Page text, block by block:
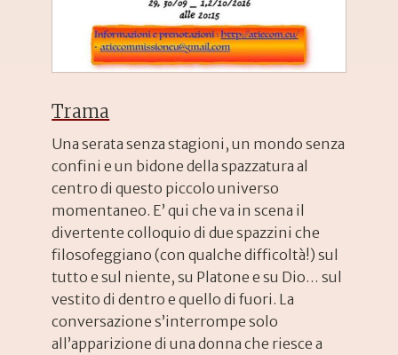
Trama
Una serata senza stagioni, un mondo senza
confini e un bidone della spazzatura al
centro di questo piccolo universo
momentaneo. E’ qui che va in scena il
divertente colloquio di due spazzini che
filosofeggiano (con qualche difficoltà!) sul
tutto e sul niente, su Platone e su Dio… sul
vestito di dentro e quello di fuori. La
conversazione s’interrompe solo
all’apparizione di una donna che riesce a